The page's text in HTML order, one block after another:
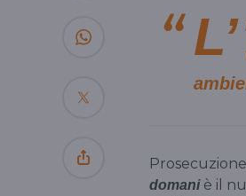
L’
domani è il